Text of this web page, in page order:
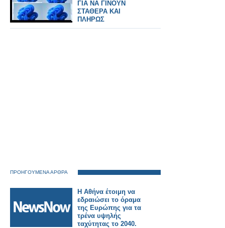
ΓΙΑ ΝΑ ΓΙΝΟΥΝ
ΣΤΑΘΕΡΑ ΚΑΙ
ΠΛΗΡΩΣ
ΛΕΙΤΟΥΡΓΙΚΑ
ΠΡΟΗΓΟΥΜΕΝΑ ΑΡΘΡΑ
Η Αθήνα έτοιμη να
εδραιώσει το όραμα
της Ευρώπης για τα
τρένα υψηλής
ταχύτητας το 2040.